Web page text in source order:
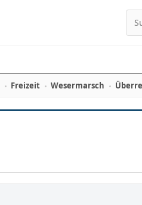
Freizeit Wesermarsch